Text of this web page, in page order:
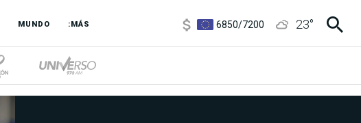
MUNDO :MÁS
5900/5960
5900/5960
23°